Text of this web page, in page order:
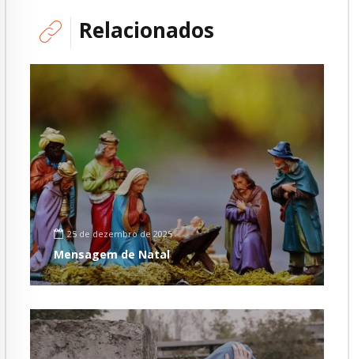
Relacionados
25 de dezembro de 2025
Mensagem de Natal